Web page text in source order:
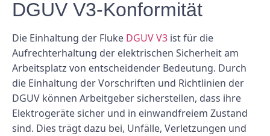
DGUV V3-Konformität
Die Einhaltung der Fluke DGUV V3 ist für die
Aufrechterhaltung der elektrischen Sicherheit am
Arbeitsplatz von entscheidender Bedeutung. Durch
die Einhaltung der Vorschriften und Richtlinien der
DGUV können Arbeitgeber sicherstellen, dass ihre
Elektrogeräte sicher und in einwandfreiem Zustand
sind. Dies trägt dazu bei, Unfälle, Verletzungen und